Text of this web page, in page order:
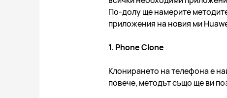
По-долу ще намерите
приложения на новия ми
1. Phone Clone
Клонирането на телефона е
повече, методът също ще ви